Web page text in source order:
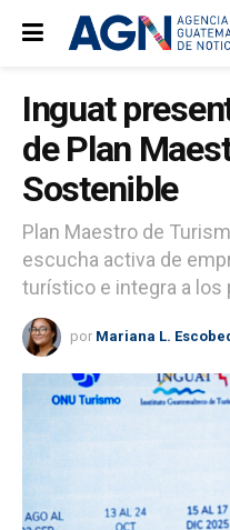
Inguat
de Plan
Sostenible
Plan Maestro de
escucha activa de
turístico e integra a los
por Mariana L.